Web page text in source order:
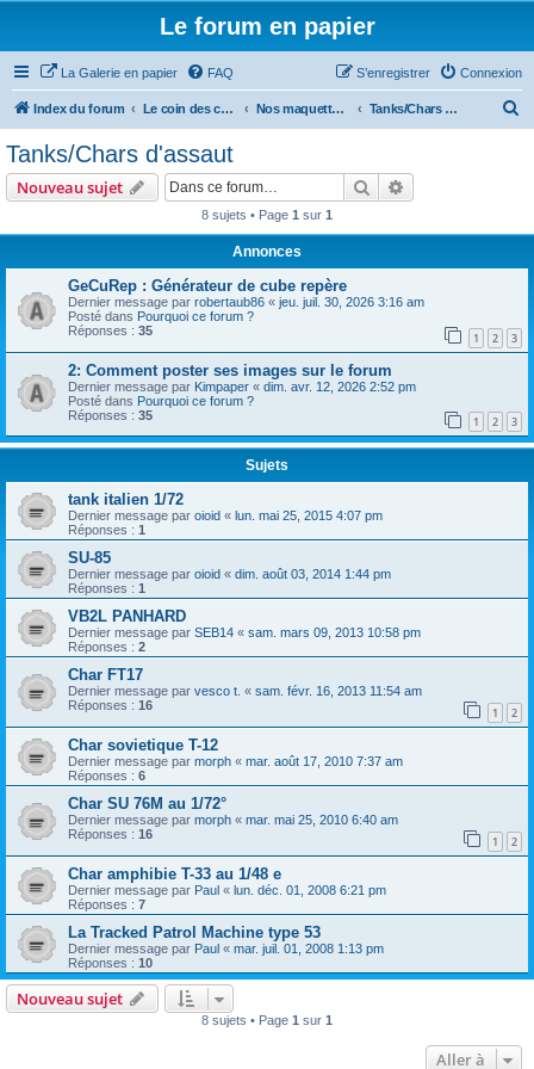
Le forum en papier
La Galerie en papier FAQ Connexion
S’enregistrer
Index du forum Le coin des concepteurs Nos maquettes à télécharger Tanks/Chars d'assaut
Tanks/Chars d'assaut
Nouveau sujet Rechercher
8 sujets • Page 1 sur 1
Annonces
GeCuRep : Générateur de cube repère
Dernier message par robertaub86 « jeu. juil. 30, 2026 3:16 am
Posté dans Pourquoi ce forum ?
Réponses : 35 1 2 3
2: Comment poster ses images sur le forum
Dernier message par Kimpaper « dim. avr. 12, 2026 2:52 pm
Posté dans Pourquoi ce forum ?
Réponses : 35 1 2 3
Sujets
tank italien 1/72
Dernier message par oioid « lun. mai 25, 2015 4:07 pm
Réponses : 1
SU-85
Dernier message par oioid « dim. août 03, 2014 1:44 pm
Réponses : 1
VB2L PANHARD
Dernier message par SEB14 « sam. mars 09, 2013 10:58 pm
Réponses : 2
Char FT17
Dernier message par vesco t. « sam. févr. 16, 2013 11:54 am
Réponses : 16 1 2
Char sovietique T-12
Dernier message par morph « mar. août 17, 2010 7:37 am
Réponses : 6
Char SU 76M au 1/72°
Dernier message par morph « mar. mai 25, 2010 6:40 am
Réponses : 16 1 2
Char amphibie T-33 au 1/48 e
Dernier message par Paul « lun. déc. 01, 2008 6:21 pm
Réponses : 7
La Tracked Patrol Machine type 53
Dernier message par Paul « mar. juil. 01, 2008 1:13 pm
Réponses : 10
Nouveau sujet
8 sujets • Page 1 sur 1
Aller à